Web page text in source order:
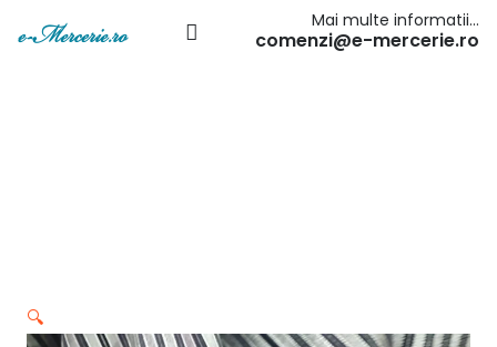
Mai multe informatii…
comenzi@e-mercerie.ro
🔍